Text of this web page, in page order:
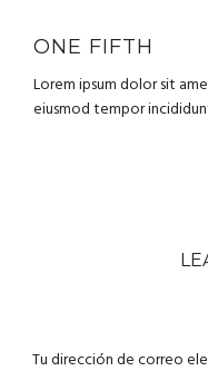
ONE FIFTH
Lorem ipsum dolor sit
eiusmod tempor
Tu dirección de correo